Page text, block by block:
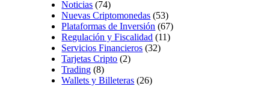
Noticias (74)
Nuevas Criptomonedas (53)
Plataformas de Inversión (67)
Regulación y Fiscalidad (11)
Servicios Financieros (32)
Tarjetas Cripto (2)
Trading (8)
Wallets y Billeteras (26)